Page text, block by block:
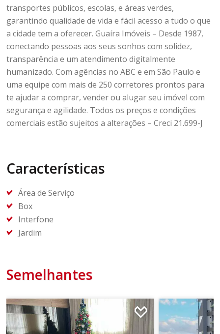
transportes públicos, escolas, e áreas verdes,
garantindo qualidade de vida e fácil acesso a tudo o que
a cidade tem a oferecer. Guaíra Imóveis – Desde 1987,
conectando pessoas aos seus sonhos com solidez,
transparência e um atendimento digitalmente
humanizado. Com agências no ABC e em São Paulo e
uma equipe com mais de 250 corretores prontos para
te ajudar a comprar, vender ou alugar seu imóvel com
segurança e agilidade. Todos os preços e condições
comerciais estão sujeitos a alterações – Creci 21.699-J
Características
Área de Serviço
Box
Interfone
Jardim
Semelhantes